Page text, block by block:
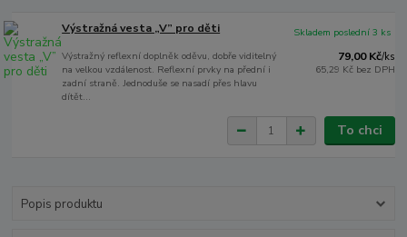
Výstražná vesta „V” pro děti
Výstražný reflexní doplněk oděvu, dobře viditelný
na velkou vzdálenost. Reflexní prvky na přední i
zadní straně. Jednoduše se nasadí přes hlavu
dítět...
79,00 Kč/ks
65,29 Kč bez DPH
Skladem poslední 3 ks
To chci
Popis produktu